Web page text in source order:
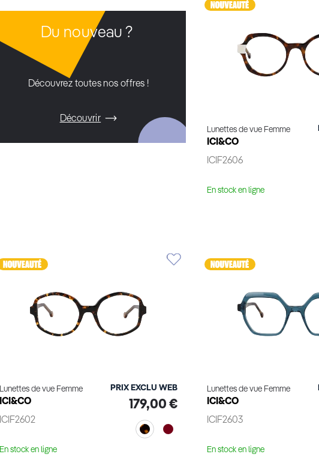
Du nouveau ?
Découvrez toutes nos offres !
Découvrir
Lunettes de vue Femme
ICI&CO
ICIF2606
En stock en ligne
Lunettes de vue Femme
ICI&CO
ICIF2602
PRIX EXCLU WEB
179,00 €
En stock en ligne
Lunettes de vue Femme
ICI&CO
ICIF2603
En stock en ligne